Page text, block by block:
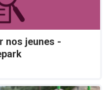
nos jeunes -